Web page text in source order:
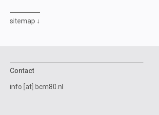
sitemap
Contact
info [at] bcm80.nl